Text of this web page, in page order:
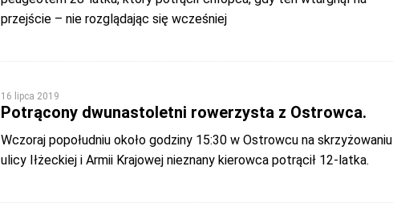
przejście – nie rozglądając się wcześniej
16 lipca 2019
Potrącony dwunastoletni rowerzysta z Ostrowca.
Wczoraj popołudniu około godziny 15:30 w Ostrowcu na skrzyżowaniu
ulicy Iłżeckiej i Armii Krajowej nieznany kierowca potrącił 12-latka.